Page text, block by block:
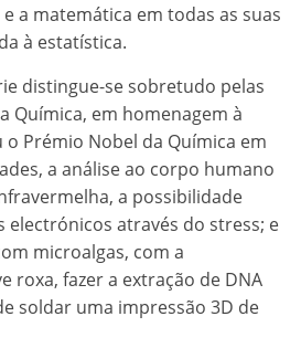
a matemática em todas as suas
à estatística.
distingue-se sobretudo pelas
Química, em homenagem à
Prémio Nobel da Química em
a análise ao corpo humano
a possibilidade
através do stress; e
microalgas, com a
roxa, fazer a extração de DNA
soldar uma impressão 3D de